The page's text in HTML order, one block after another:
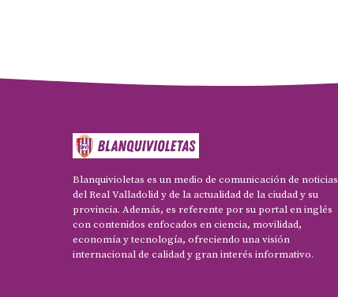
Blanquivioletas es un medio de comunicación de noticias
del Real Valladolid y de la actualidad de la ciudad y su
provincia. Además, es referente por su portal en inglés
con contenidos enfocados en ciencia, movilidad,
economía y tecnología, ofreciendo una visión
internacional de calidad y gran interés informativo.